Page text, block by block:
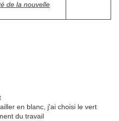
de la nouvelle
en blanc, j'ai choisi le vert
du travail